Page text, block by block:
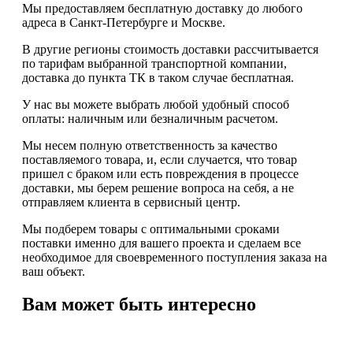
Мы предоставляем бесплатную доставку до любого
адреса в Санкт-Петербурге и Москве.
В другие регионы стоимость доставки рассчитывается
по тарифам выбранной транспортной компании,
доставка до пункта ТК в таком случае бесплатная.
У нас вы можете выбрать любой удобный способ
оплаты: наличным или безналичным расчетом.
Мы несем полную ответственность за качество
поставляемого товара, и, если случается, что товар
пришел с браком или есть повреждения в процессе
доставки, мы берем решение вопроса на себя, а не
отправляем клиента в сервисный центр.
Мы подберем товары с оптимальными сроками
поставки именно для вашего проекта и сделаем все
необходимое для своевременного поступления заказа на
ваш объект.
Вам может быть интересно